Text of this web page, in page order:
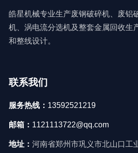
皓星机械专业生产废钢破碎机、废铝
机、涡电流分选机及整套金属回收生
和整线设计。
联系我们
服务热线： 13592521219
邮箱： 1121113722@qq.com
地址： 河南省郑州市巩义市北山口工